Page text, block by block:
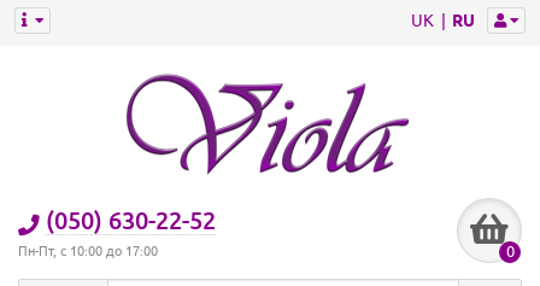
UK RU
(050) 630-22-52
Пн-Пт, с 10:00 до 17:00 0